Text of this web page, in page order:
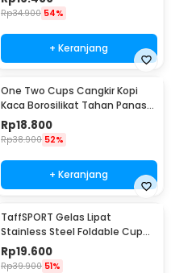
Rp34.900 54%
+ Keranjang
One Two Cups Cangkir Kopi
Kaca Borosilikat Tahan Panas
Double Wall Cup 160ml
Rp18.800
Rp38.900 52%
+ Keranjang
TaffSPORT Gelas Lipat
Stainless Steel Foldable Cup
Carabiner 240ml - F180
Rp19.600
Rp39.900 51%